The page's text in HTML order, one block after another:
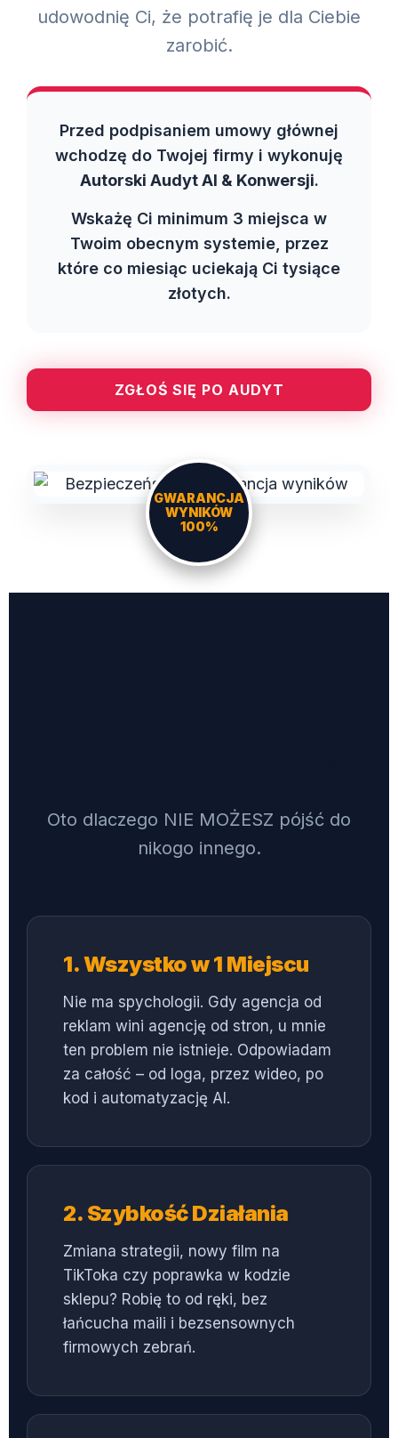
udowodnię Ci, że potrafię je dla Ciebie
zarobić.
Przed podpisaniem umowy głównej
wchodzę do Twojej firmy i wykonuję
Autorski Audyt AI & Konwersji.
Wskażę Ci minimum 3 miejsca w
Twoim obecnym systemie, przez
które co miesiąc uciekają Ci tysiące
złotych.
ZGŁOŚ SIĘ PO AUDYT
GWARANCJA
WYNIKÓW
100%
Oto dlaczego NIE MOŻESZ pójść do
nikogo innego.
1. Wszystko w 1 Miejscu
Nie ma spychologii. Gdy agencja od
reklam wini agencję od stron, u mnie
ten problem nie istnieje. Odpowiadam
za całość – od loga, przez wideo, po
kod i automatyzację AI.
2. Szybkość Działania
Zmiana strategii, nowy film na
TikToka czy poprawka w kodzie
sklepu? Robię to od ręki, bez
łańcucha maili i bezsensownych
firmowych zebrań.